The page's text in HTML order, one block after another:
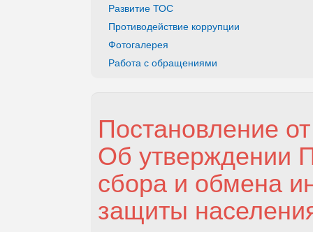
Развитие ТОС
Противодействие коррупции
Фотогалерея
Работа с обращениями
Постановление
Об утверждении
сбора и обмена
защиты